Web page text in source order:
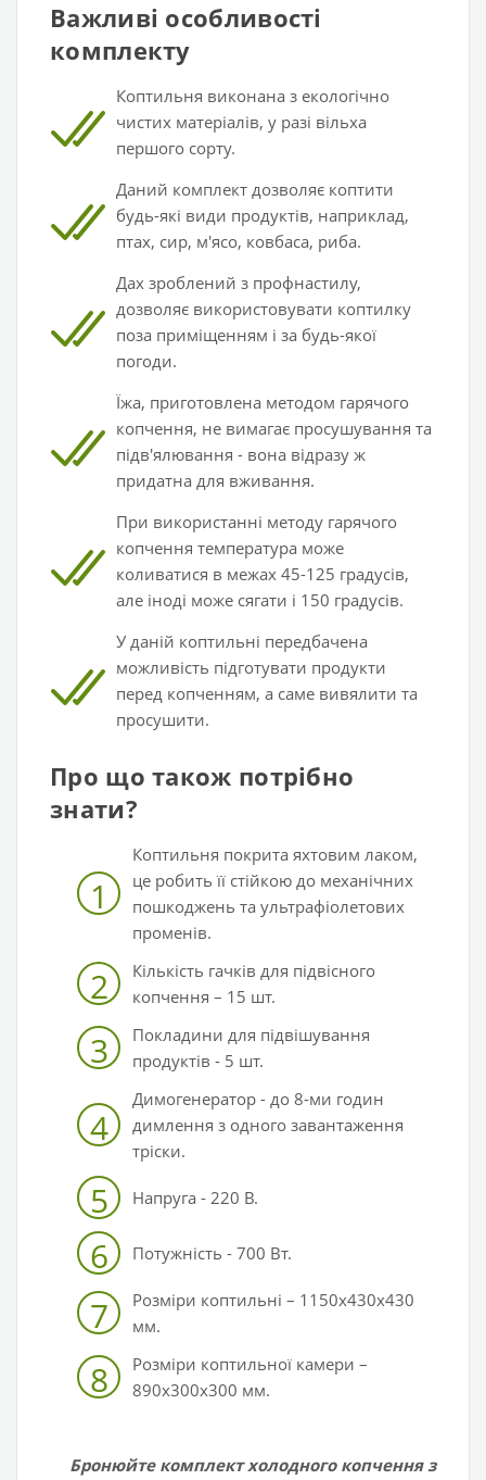
Важливі особливості
комплекту
Коптильня виконана з екологічно
чистих матеріалів, у разі вільха
першого сорту.
Даний комплект дозволяє коптити
будь-які види продуктів, наприклад,
птах, сир, м'ясо, ковбаса, риба.
Дах зроблений з профнастилу,
дозволяє використовувати коптилку
поза приміщенням і за будь-якої
погоди.
Їжа, приготовлена методом гарячого
копчення, не вимагає просушування та
підв'ялювання - вона відразу ж
придатна для вживання.
При використанні методу гарячого
копчення температура може
коливатися в межах 45-125 градусів,
але іноді може сягати і 150 градусів.
У даній коптильні передбачена
можливість підготувати продукти
перед копченням, а саме вивялити та
просушити.
Про що також потрібно
знати?
1
Коптильня покрита яхтовим лаком,
це робить її стійкою до механічних
пошкоджень та ультрафіолетових
променів.
2
Кількість гачків для підвісного
копчення – 15 шт.
3
Покладини для підвішування
продуктів - 5 шт.
4
Димогенератор - до 8-ми годин
димлення з одного завантаження
тріски.
5 Напруга - 220 В.
6 Потужність - 700 Вт.
7
Розміри коптильні – 1150х430х430
мм.
8
Розміри коптильної камери –
890х300х300 мм.
Бронюйте комплект холодного копчення з